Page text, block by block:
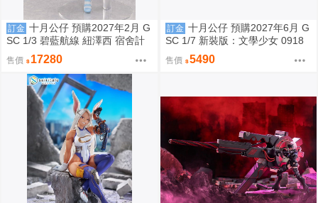
訂金 十月公仔 預購2027年2月 G
SC 1/3 碧藍航線 紐澤西 宿舍計
劃Ver 0918
售價 17280
訂金 十月公仔 預購2027年6月 G
SC 1/7 新裝版：文學少女 0918
售價 5490